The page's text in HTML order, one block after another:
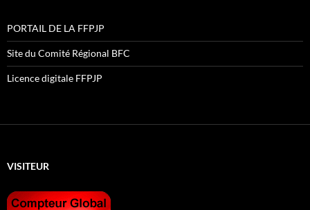
PORTAIL DE LA FFPJP
Site du Comité Régional BFC
Licence digitale FFPJP
VISITEUR